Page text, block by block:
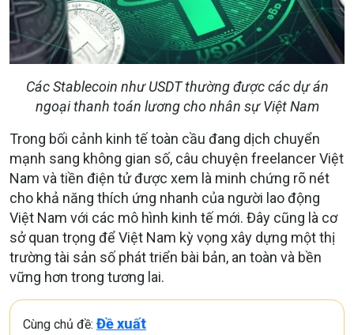
Các Stablecoin như USDT thường được các dự án
ngoại thanh toán lương cho nhân sự Việt Nam
Trong bối cảnh kinh tế toàn cầu đang dịch chuyển
mạnh sang không gian số, câu chuyện freelancer Việt
Nam và tiền điện tử được xem là minh chứng rõ nét
cho khả năng thích ứng nhanh của người lao động
Việt Nam với các mô hình kinh tế mới. Đây cũng là cơ
sở quan trọng để Việt Nam kỳ vọng xây dựng một thị
trường tài sản số phát triển bài bản, an toàn và bền
vững hơn trong tương lai.
Cùng chủ đề: Đề xuất